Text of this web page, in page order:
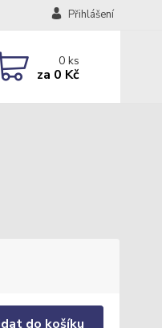
Přihlášení
0ks
za 0 Kč
do košíku